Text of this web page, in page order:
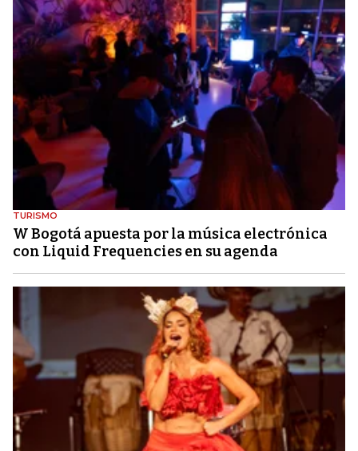
TURISMO
W Bogotá apuesta por la música electrónica
con Liquid Frequencies en su agenda